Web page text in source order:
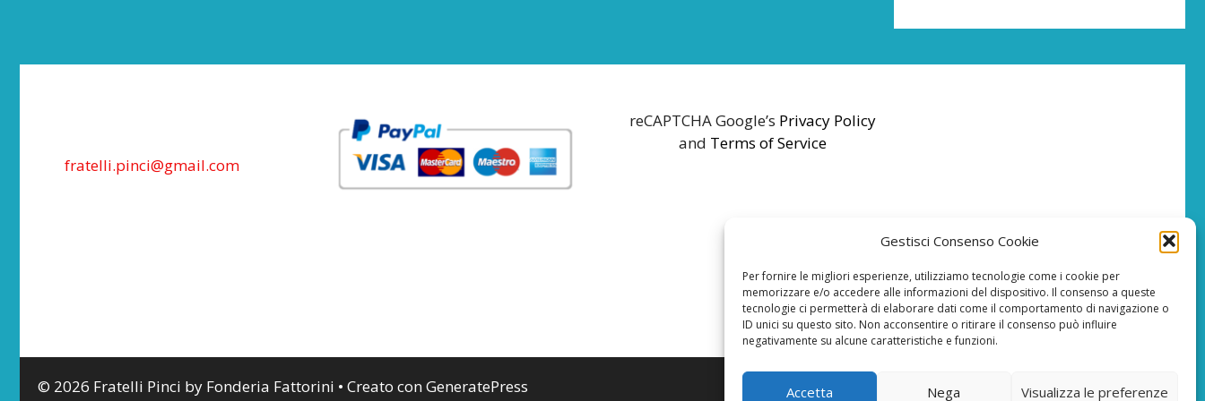
Gestisci Consenso Cookie
Per fornire le migliori esperienze, utilizziamo tecnologie come i cookie per
memorizzare e/o accedere alle informazioni del dispositivo. Il consenso a queste
tecnologie ci permetterà di elaborare dati come il comportamento di navigazione o
ID unici su questo sito. Non acconsentire o ritirare il consenso può influire
negativamente su alcune caratteristiche e funzioni.
Accetta Nega Visualizza le preferenze
fratelli.pinci@gmail.com
reCAPTCHA Google’s Privacy Policy
and Terms of Service
© 2026 Fratelli Pinci by Fonderia Fattorini • Creato conGeneratePress